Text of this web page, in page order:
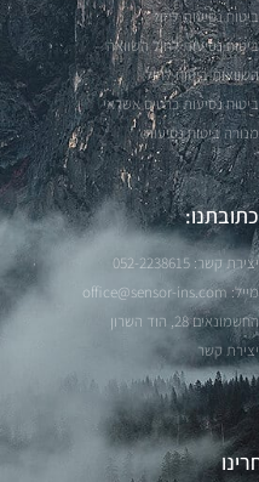
ביטוח נסיעות לחול
ביטוח נסיעות לחול השוואה
השוואות ביטוח לחול
ביטוח נסיעות כרטיס אשראי
מנורה ביטוח נסיעות
כתובתנו:
יצירת קשר: 052-2238615
מייל: office@sensor-ins.com
החשמונאים 28, הוד השרון
יצירת קשר